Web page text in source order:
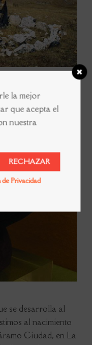
se desarrolla al
al nacimiento
Ciudad, en La
la mejor
que acepta el
nuestra
RECHAZAR
Privacidad